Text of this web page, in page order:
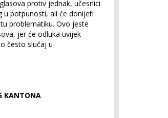
protiv jednak, učesnici
u potpunosti, ali će donijeti
problematiku. Ovo jeste
jer će odluka uvijek
često slučaj u
KANTONA